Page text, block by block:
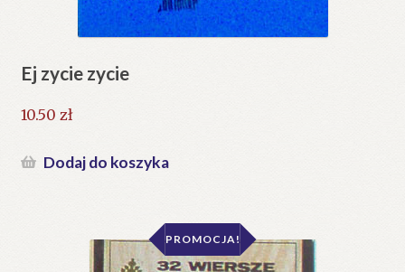
Ej zycie zycie
10.50 zł
Dodaj do koszyka
PROMOCJA!